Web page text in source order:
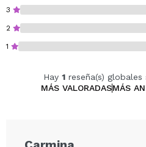
3
2
1
Hay 1reseña(s)
MÁS VALORADASMÁS